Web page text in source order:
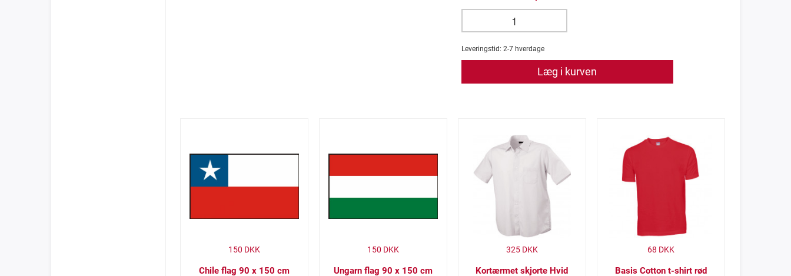
Leveringstid: 2-7 hverdage
Læg i kurven
Chile flag 90 x 150 cm
150 DKK
Ungarn flag 90 x 150 cm
150 DKK
Kortærmet skjorte Hvid
325DKK
Basis Cotton t-shirt rød
68 DKK